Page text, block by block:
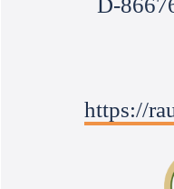
D-
https://